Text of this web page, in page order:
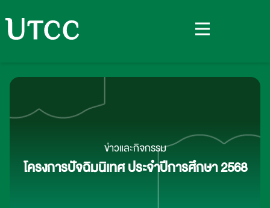
ข่าวและกิจกรรม
โครงการปัจฉิมนิเทศ ประจำปีการศึกษา 2568